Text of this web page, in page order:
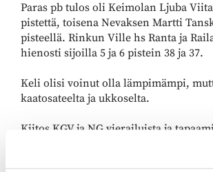
Paras pb tulos oli Keimolan Ljuba
pistettä, toisena Nevaksen Martti
pisteellä. Rinkun Ville hs Ranta ja
hienosti sijoilla 5 ja 6 pistein 38 ja 37.
Keli olisi voinut olla lämpimämpi,
kaatosateelta ja ukkoselta.
Kiitos KGV ja NG vierailuista ja